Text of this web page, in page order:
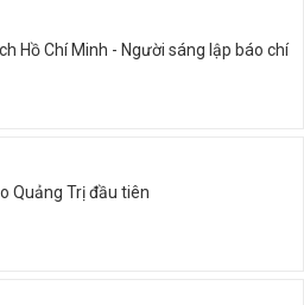
Hồ Chí Minh - Người sáng lập báo chí
Quảng Trị đầu tiên